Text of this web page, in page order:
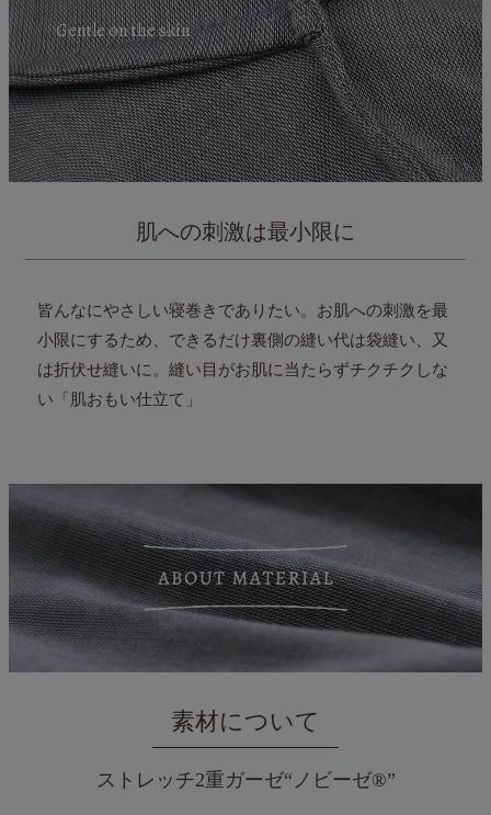
Gentle on the skin
肌への刺激は最小限に
皆んなにやさしい寝巻きでありたい。お肌への刺激を最
小限にするため、 できるだけ裏側の縫い代は袋縫い、又
は折伏せ縫いに。 縫い目がお肌に当たらずチクチクしな
い「肌おもい仕立て」
素材について
ストレッチ2重ガーゼ“ノビーゼ®”